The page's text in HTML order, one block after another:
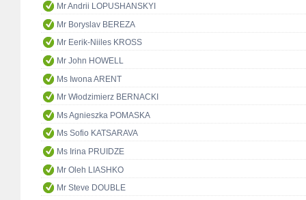
Mr Andrii LOPUSHANSKYI
Mr Boryslav BEREZA
Mr Eerik-Niiles KROSS
Mr John HOWELL
Ms Iwona ARENT
Mr Włodzimierz BERNACKI
Ms Agnieszka POMASKA
Ms Sofio KATSARAVA
Ms Irina PRUIDZE
Mr Oleh LIASHKO
Mr Steve DOUBLE